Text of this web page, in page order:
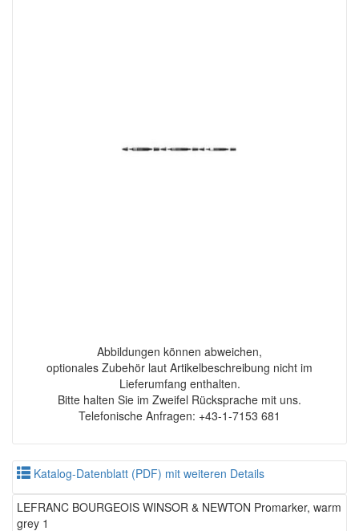
Abbildungen können abweichen,
optionales Zubehör laut Artikelbeschreibung nicht im
Lieferumfang enthalten.
Bitte halten Sie im Zweifel Rücksprache mit uns.
Telefonische Anfragen: +43-1-7153 681
Katalog-Datenblatt (PDF) mit weiteren Details
LEFRANC BOURGEOIS WINSOR & NEWTON Promarker, warm
grey 1